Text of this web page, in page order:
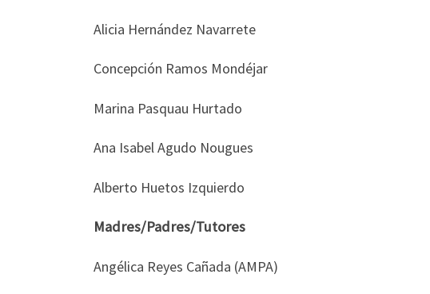
Alicia Hernández Navarrete
Concepción Ramos Mondéjar
Marina Pasquau Hurtado
Ana Isabel Agudo Nougues
Alberto Huetos Izquierdo
Madres/Padres/Tutores
Angélica Reyes Cañada (AMPA)